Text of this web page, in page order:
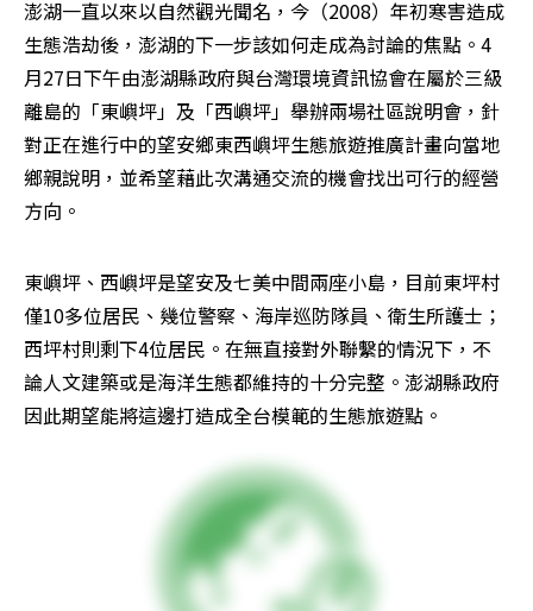
澎湖一直以來以自然觀光聞名，今（2008）年初寒害造成
生態浩劫後，澎湖的下一步該如何走成為討論的焦點。4
月27日下午由澎湖縣政府與台灣環境資訊協會在屬於三級
離島的「東嶼坪」及「西嶼坪」舉辦兩場社區說明會，針
對正在進行中的望安鄉東西嶼坪生態旅遊推廣計畫向當地
鄉親說明，並希望藉此次溝通交流的機會找出可行的經營
方向。
東嶼坪、西嶼坪是望安及七美中間兩座小島，目前東坪村
僅10多位居民、幾位警察、海岸巡防隊員、衛生所護士；
西坪村則剩下4位居民。在無直接對外聯繫的情況下，不
論人文建築或是海洋生態都維持的十分完整。澎湖縣政府
因此期望能將這邊打造成全台模範的生態旅遊點。